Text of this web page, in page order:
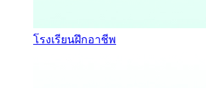
โรงเรียนฝึกอาชีพ